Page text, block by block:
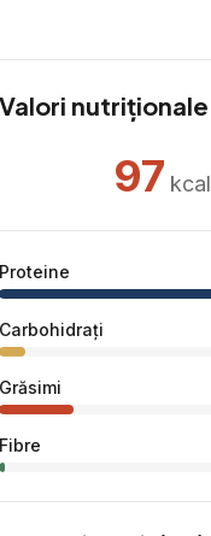
Valori nutriționale
97 kcal
Proteine
Carbohidrați
Grăsimi
Fibre